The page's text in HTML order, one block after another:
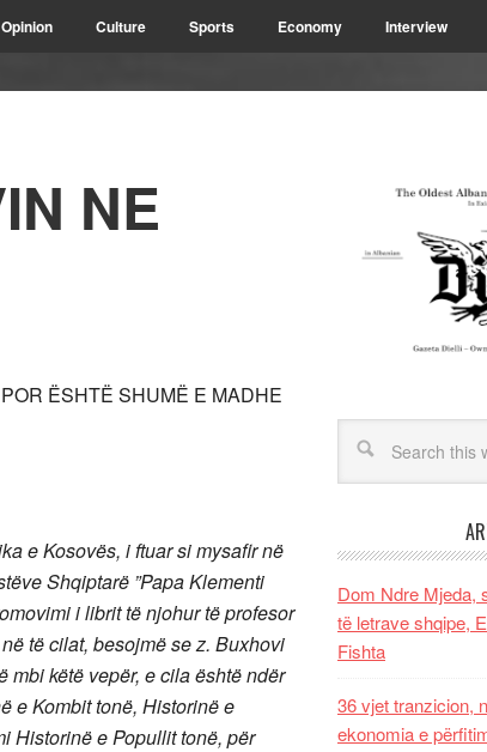
Opinion Culture Sports Economy Interview
NE
ËSHTË SHUMË E MADHE
e Kosovës, i ftuar si mysafir në
Shqiptarë ”Papa Klementi
i librit të njohur të profesor
të cilat, besojmë se z. Buxhovi
këtë vepër, e cila është ndër
e Kombit tonë, Historinë e
Historinë e Popullit tonë, për
Dom Ndre Mjeda,
të letrave shqipe,
Fishta
36 vjet tranzicion,
ekonomia e